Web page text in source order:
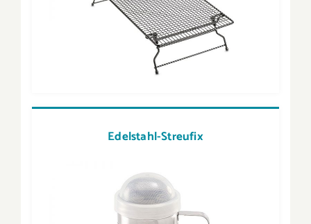
Edelstahl-Streufix